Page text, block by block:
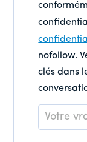
nofollow.
clés dans
Nom
*